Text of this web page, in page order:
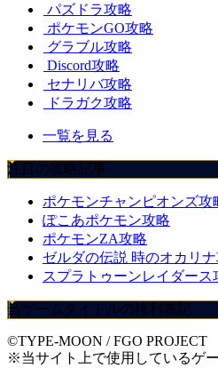
パズドラ攻略
ポケモンGO攻略
グラブル攻略
Discord攻略
セナリバ攻略
ドラガク攻略
一覧を見る
注目の攻略記事
ポケモンチャンピオンズ攻
ぽこあポケモン攻略
ポケモンZA攻略
ゼルダの伝説 時のオカリ
スプラトゥーンレイダース
当ゲームタイトルの権利表記
©TYPE-MOON / FGO PROJECT
※当サイト上で使用しているゲ